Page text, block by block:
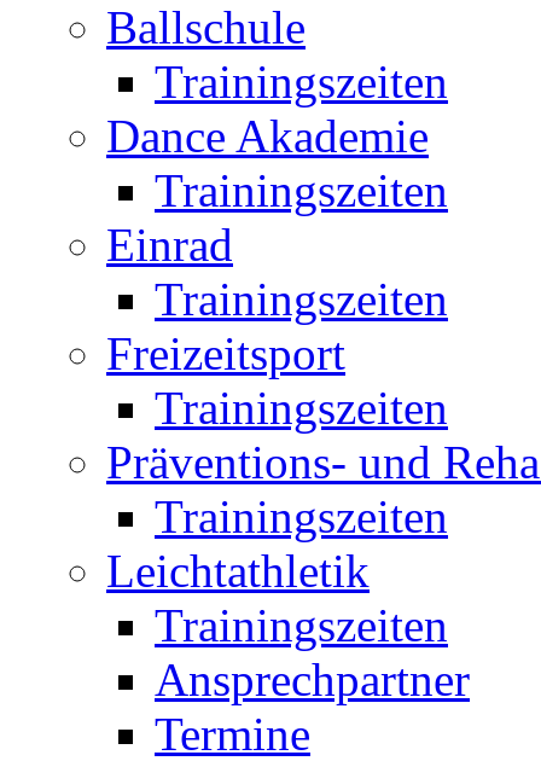
Ballschule
Trainingszeiten
Dance Akademie
Trainingszeiten
Einrad
Trainingszeiten
Freizeitsport
Trainingszeiten
Präventions- und
Trainingszeiten
Leichtathletik
Trainingszeiten
Ansprechpartner
Termine